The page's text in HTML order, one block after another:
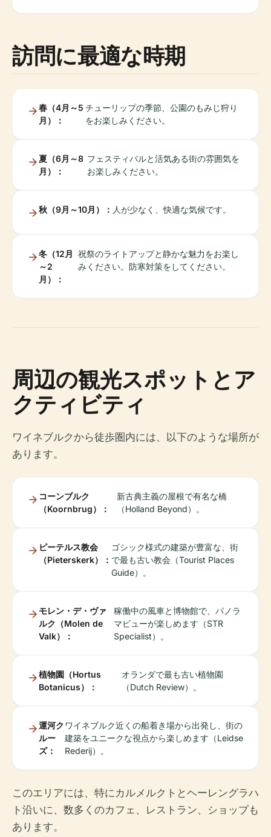
訪問に最適な時期
春（4月～5
月）：
チューリップの季節、公園のもみじ狩り
をお楽しみください。
夏（6月～8
月）：
フェスティバルと活気ある街の雰囲気を
お楽しみください。
秋（9月～10月）： 人が少なく、快適な気候です。
冬（12月
～2
月）：
祝祭のライトアップと静かな魅力をお楽し
みください。防寒対策をしてください。
周辺の観光スポットとア
クティビティ
ワイネブルクから徒歩圏内には、以下のような場所が
あります。
コーンブルク
（Koornbrug）：
新古典主義の屋根で有名な橋
（Holland Beyond）。
ピーテルス教会
（Pieterskerk）：
ゴシック様式の建築が豊富な、街
で最も古い教会（Tourist Places
Guide）。
モレン・デ・ヴァ
ルク（Molen de
Valk）：
稼働中の風車と博物館で、パノラ
マビューが楽しめます（STR
Specialist）。
植物園（Hortus
Botanicus）：
オランダで最も古い植物園
（Dutch Review）。
運河ク
ルー
ズ：
ワイネブルク近くの船着き場から出発し、街の
建築をユニークな視点から楽しめます（Leidse
Rederij）。
このエリアには、特にカルメルクトとヘーレングラハ
ト沿いに、数多くのカフェ、レストラン、ショップも
あります。